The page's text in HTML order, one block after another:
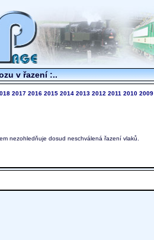
v řazení :..
2017 2016 2015 2014 2013 2012 2011 2010 2009
nezohledňuje dosud neschválená řazení vlaků.